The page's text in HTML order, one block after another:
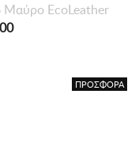
Μαύρο EcoLeather
ΠΡΟΣΦΟΡΑ